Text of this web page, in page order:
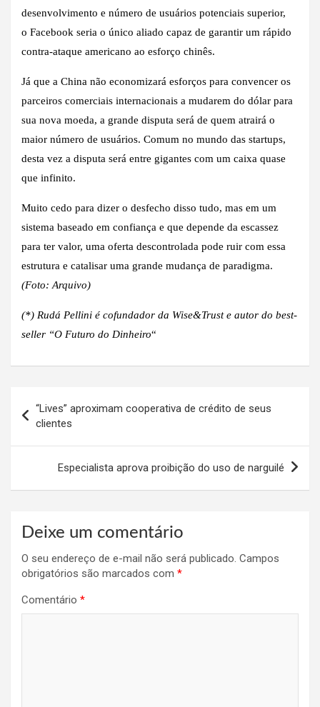
desenvolvimento e número de usuários potenciais superior,
o Facebook seria o único aliado capaz de garantir um rápido
contra-ataque americano ao esforço chinês.
Já que a China não economizará esforços para convencer os
parceiros comerciais internacionais a mudarem do dólar para
sua nova moeda, a grande disputa será de quem atrairá o
maior número de usuários. Comum no mundo das startups,
desta vez a disputa será entre gigantes com um caixa quase
que infinito.
Muito cedo para dizer o desfecho disso tudo, mas em um
sistema baseado em confiança e que depende da escassez
para ter valor, uma oferta descontrolada pode ruir com essa
estrutura e catalisar uma grande mudança de paradigma.
(Foto: Arquivo)
(*) Rudá Pellini é cofundador da Wise&Trust e autor do best-
seller “O Futuro do Dinheiro“
de
Post
“Lives” aproximam cooperativa de crédito de seus
clientes
Especialista aprova proibição do uso de narguilé
Deixe um comentário
O seu endereço de e-mail não será publicado. Campos
obrigatórios são marcados com *
Comentário *